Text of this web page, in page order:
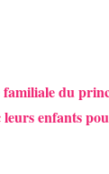
du
leurs enfants